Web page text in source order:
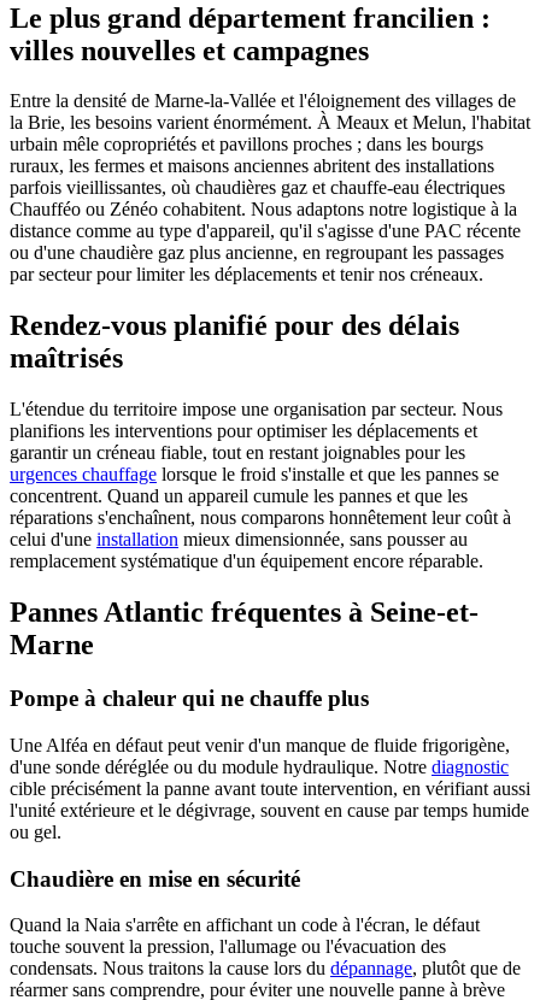
Le plus grand département francilien :
villes nouvelles et campagnes
Entre la densité de Marne-la-Vallée et l'éloignement des villages de
la Brie, les besoins varient énormément. À Meaux et Melun, l'habitat
urbain mêle copropriétés et pavillons proches ; dans les bourgs
ruraux, les fermes et maisons anciennes abritent des installations
parfois vieillissantes, où chaudières gaz et chauffe-eau électriques
Chaufféo ou Zénéo cohabitent. Nous adaptons notre logistique à la
distance comme au type d'appareil, qu'il s'agisse d'une PAC récente
ou d'une chaudière gaz plus ancienne, en regroupant les passages
par secteur pour limiter les déplacements et tenir nos créneaux.
Rendez-vous planifié pour des délais
maîtrisés
L'étendue du territoire impose une organisation par secteur. Nous
planifions les interventions pour optimiser les déplacements et
garantir un créneau fiable, tout en restant joignables pour les
urgences chauffage lorsque le froid s'installe et que les pannes se
concentrent. Quand un appareil cumule les pannes et que les
réparations s'enchaînent, nous comparons honnêtement leur coût à
celui d'une installation mieux dimensionnée, sans pousser au
remplacement systématique d'un équipement encore réparable.
Pannes Atlantic fréquentes à Seine-et-
Marne
Pompe à chaleur qui ne chauffe plus
Une Alféa en défaut peut venir d'un manque de fluide frigorigène,
d'une sonde déréglée ou du module hydraulique. Notre diagnostic
cible précisément la panne avant toute intervention, en vérifiant aussi
l'unité extérieure et le dégivrage, souvent en cause par temps humide
ou gel.
Chaudière en mise en sécurité
Quand la Naia s'arrête en affichant un code à l'écran, le défaut
touche souvent la pression, l'allumage ou l'évacuation des
condensats. Nous traitons la cause lors du dépannage, plutôt que de
réarmer sans comprendre, pour éviter une nouvelle panne à brève